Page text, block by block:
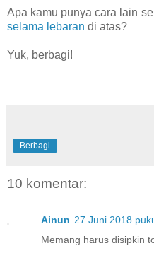
Apa kamu punya cara lain
selama lebaran di atas?
Yuk, berbagi!
Berbagi
10 komentar:
Ainun 27 Juni 2018
Memang harus disipkin